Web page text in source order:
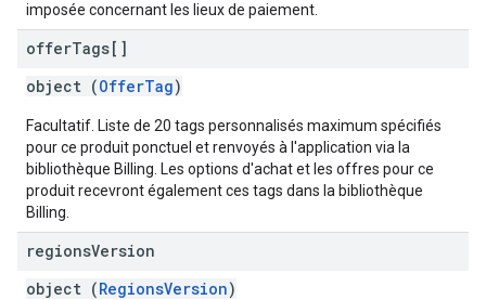
imposée concernant les lieux de paiement.
offerTags[]
object (OfferTag)
Facultatif. Liste de 20 tags personnalisés maximum spécifiés
pour ce produit ponctuel et renvoyés à l'application via la
bibliothèque Billing. Les options d'achat et les offres pour ce
produit recevront également ces tags dans la bibliothèque
Billing.
regionsVersion
object (RegionsVersion)